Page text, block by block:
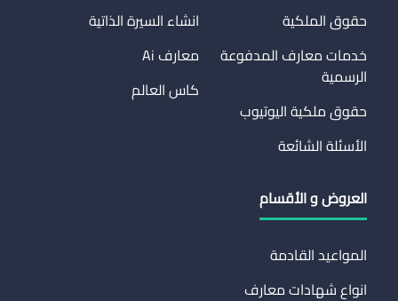
حقوق الملكية
خدمات معارف المدفوعة
الرسمية
حقوق ملكية اليوتيوب
الأسئلة الشائعة
انشاء السيرة الذاتية
معارف Ai
كاس العالم
العروض و الأقسام
المواعيد القادمة
انواع شهادات معارف